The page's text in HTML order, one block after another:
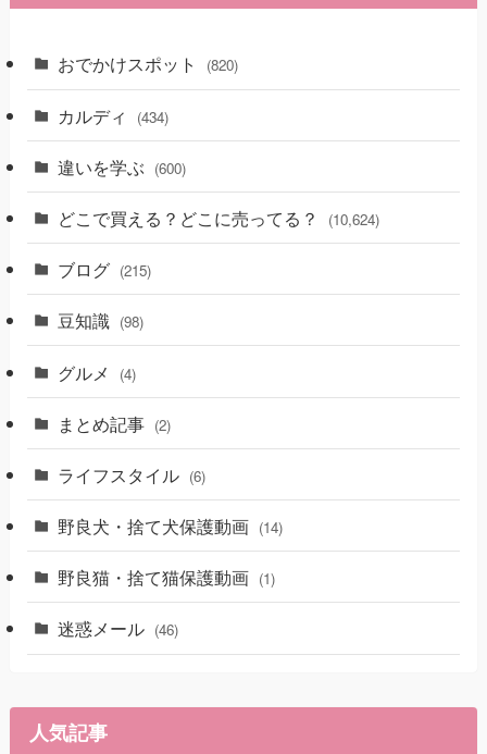
おでかけスポット (820)
カルディ (434)
違いを学ぶ (600)
どこで買える？どこに売ってる？ (10,624)
ブログ (215)
豆知識 (98)
グルメ (4)
まとめ記事 (2)
ライフスタイル (6)
野良犬・捨て犬保護動画 (14)
野良猫・捨て猫保護動画 (1)
迷惑メール (46)
人気記事